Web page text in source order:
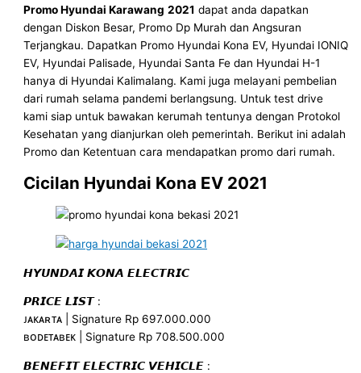
Promo Hyundai Karawang 2021 dapat anda dapatkan
dengan Diskon Besar, Promo Dp Murah dan Angsuran
Terjangkau. Dapatkan Promo Hyundai Kona EV, Hyundai IONIQ
EV, Hyundai Palisade, Hyundai Santa Fe dan Hyundai H-1
hanya di Hyundai Kalimalang. Kami juga melayani pembelian
dari rumah selama pandemi berlangsung. Untuk test drive
kami siap untuk bawakan kerumah tentunya dengan Protokol
Kesehatan yang dianjurkan oleh pemerintah. Berikut ini adalah
Promo dan Ketentuan cara mendapatkan promo dari rumah.
Cicilan Hyundai Kona EV 2021
𝙃𝙔𝙐𝙉𝘿𝘼𝙄 𝙆𝙊𝙉𝘼 𝙀𝙇𝙀𝘾𝙏𝙍𝙄𝘾
𝙋𝙍𝙄𝘾𝙀 𝙇𝙄𝙎𝙏 :
ᴊᴀᴋᴀʀᴛᴀ | Signature Rp 697.000.000
ʙᴏᴅᴇᴛᴀʙᴇᴋ | Signature Rp 708.500.000
𝘽𝙀𝙉𝙀𝙁𝙄𝙏 𝙀𝙇𝙀𝘾𝙏𝙍𝙄𝘾 𝙑𝙀𝙃𝙄𝘾𝙇𝙀 :